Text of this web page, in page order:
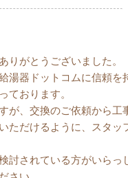
りがとうございました。
湯器ドットコムに信頼を
ております。
が、交換のご依頼から工
ただけるように、スタッ
討されている方がいらっ